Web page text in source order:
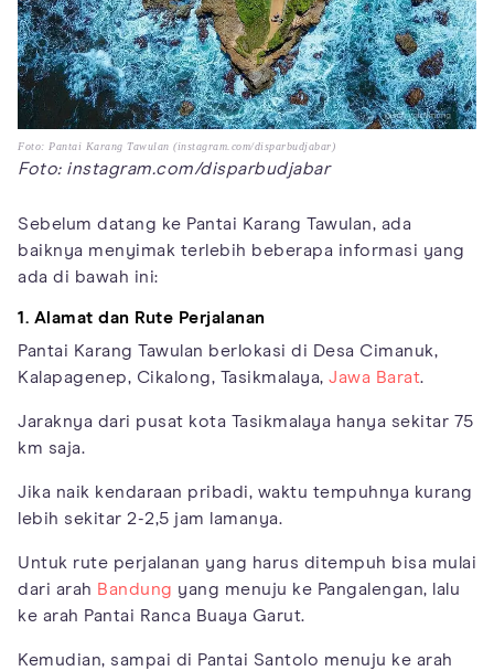
Foto: Pantai Karang Tawulan (instagram.com/disparbudjabar)
Foto: instagram.com/disparbudjabar
Sebelum datang ke Pantai Karang Tawulan, ada
baiknya menyimak terlebih beberapa informasi yang
ada di bawah ini:
1. Alamat dan Rute Perjalanan
Pantai Karang Tawulan berlokasi di Desa Cimanuk,
Kalapagenep, Cikalong, Tasikmalaya, Jawa Barat.
Jaraknya dari pusat kota Tasikmalaya hanya sekitar 75
km saja.
Jika naik kendaraan pribadi, waktu tempuhnya kurang
lebih sekitar 2-2,5 jam lamanya.
Untuk rute perjalanan yang harus ditempuh bisa mulai
dari arah Bandung yang menuju ke Pangalengan, lalu
ke arah Pantai Ranca Buaya Garut.
Kemudian, sampai di Pantai Santolo menuju ke arah